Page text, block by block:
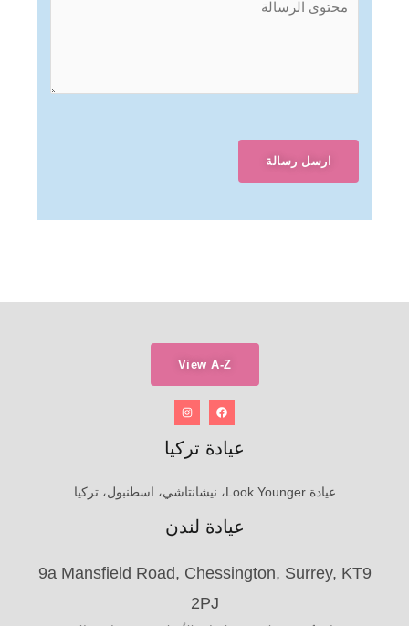
ارسل رسالة
View A-Z
عيادة تركيا
عيادة Look Younger، نيشانتاشي، اسطنبول، تركيا
عيادة لندن
9a Mansfield Road, Chessington, Surrey, KT9
2PJ